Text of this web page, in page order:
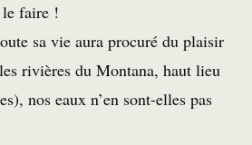
faire !
sa vie aura procuré du plaisir
rivières du Montana, haut lieu
nos eaux n’en sont-elles pas